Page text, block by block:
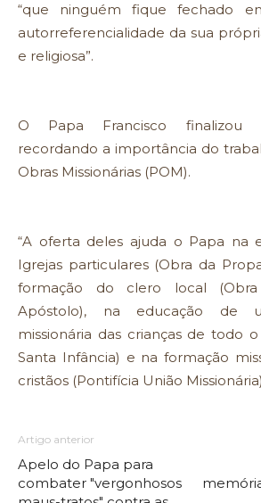
“que ninguém fique fechado
autorreferencialidade da sua
e religiosa”.
O Papa Francisco finalizou
recordando a importância do
Obras Missionárias (POM).
“A oferta deles ajuda o Papa na
Igrejas particulares (Obra da
formação do clero local
Apóstolo), na educação de
missionária das crianças de todo
Santa Infância) e na formação
cristãos (Pontifícia União
Artigo anterior
Apelo do Papa para
combater "vergonhosos